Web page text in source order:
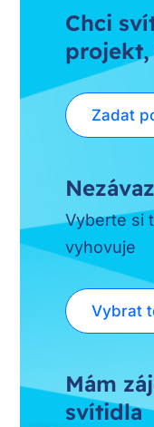
Chci
Zadat
Vyberte si
vyhovuje
Vybrat
Mám
svítidla